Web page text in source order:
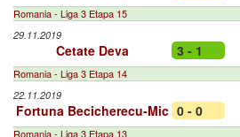
Romania - Liga 3 Etapa 15
29.11.2019
Cetate Deva 3 - 1
Romania - Liga 3 Etapa 14
22.11.2019
Fortuna Becicherecu-Mic 0 - 0
Romania - Liga 3 Etapa 13